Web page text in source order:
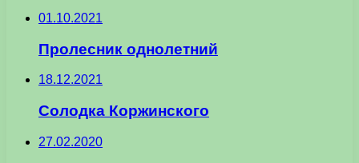
01.10.2021
Пролесник однолетний
18.12.2021
Солодка Коржинского
27.02.2020